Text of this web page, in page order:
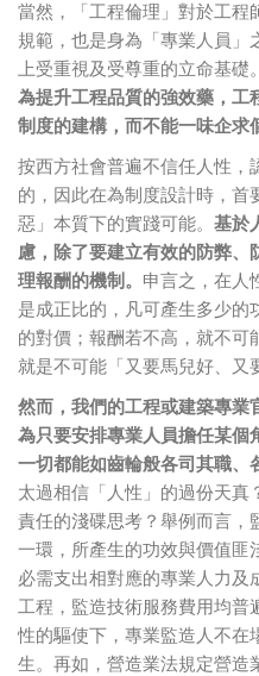
當然，「工程倫理」對於工程
規範，也是身為「專業人員」
上受重視及受尊重的立命基礎
為提升工程品質的強效藥，工
制度的建構，而不能一味企求
按西方社會普遍不信任人性，
的，因此在為制度設計時，首
惡」本質下的實踐可能。 基於
慮，除了要建立有效的防弊、
理報酬的機制。 申言之，在人
是成正比的，凡可產生多少的
的對價；報酬若不高，就不可
就是不可能「又要馬兒好、又
然而，我們的工程或建築專業
為只要安排專業人員擔任某個
一切都能如齒輪般各司其職、
太過相信「人性」的過份天真
責任的淺碟思考？舉例而言，
一環，所產生的功效與價值匪
必需支出相對應的專業人力及
工程，監造技術服務費用均普
性的驅使下，專業監造人不在
生。再如，營造業法規定營造